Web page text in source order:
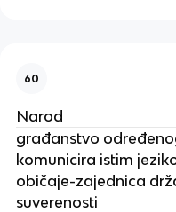
60
Narod
građanstvo
komunicira istim
običaje-zajednica
suverenosti